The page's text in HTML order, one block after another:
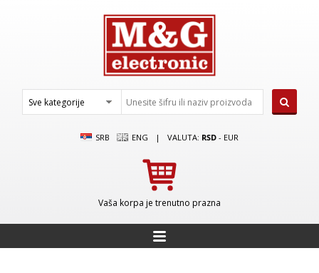
SRB ENG | VALUTA: RSD - EUR
Vaša korpa je trenutno prazna